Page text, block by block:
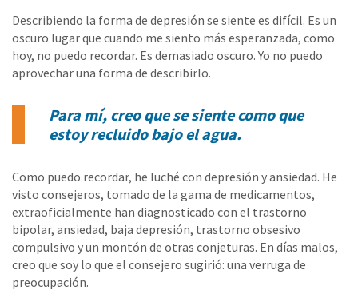
Describiendo la forma de depresión se siente es difícil. Es un
oscuro lugar que cuando me siento más esperanzada, como
hoy, no puedo recordar. Es demasiado oscuro. Yo no puedo
aprovechar una forma de describirlo.
Para mí, creo que se siente como que
estoy recluido bajo el agua.
Como puedo recordar, he luché con depresión y ansiedad. He
visto consejeros, tomado de la gama de medicamentos,
extraoficialmente han diagnosticado con el trastorno
bipolar, ansiedad, baja depresión, trastorno obsesivo
compulsivo y un montón de otras conjeturas. En días malos,
creo que soy lo que el consejero sugirió: una verruga de
preocupación.